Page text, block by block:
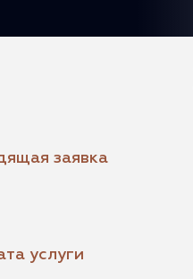
заявка
услуги